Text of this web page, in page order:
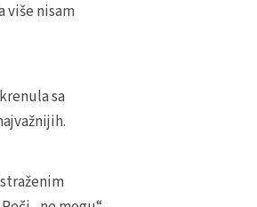
više nisam
sa